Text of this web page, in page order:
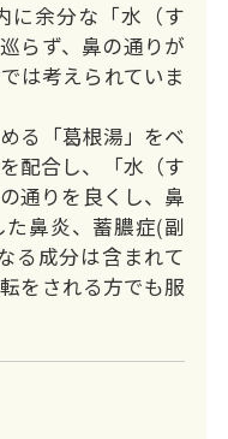
に余分な「水（す
らず、鼻の通りが
は考えられていま
る「葛根湯」をベ
配合し、「水（す
通りを良くし、鼻
鼻炎、蓄膿症(副
る成分は含まれて
をされる方でも服